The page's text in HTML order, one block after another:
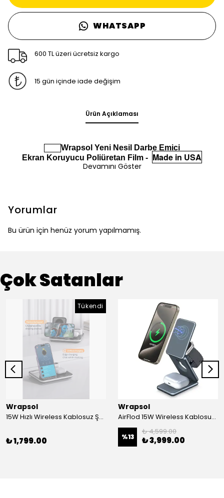
WHATSAPP
600 TL üzeri ücretsiz kargo
15 gün içinde iade değişim
Ürün Açıklaması
Wrapsol Yeni Nesil Darbe Emici
Ekran Koruyucu Poliüretan Film - Made in USA
Devamını Göster
Yorumlar
Bu ürün için henüz yorum yapılmamış.
Çok Satanlar
Tükendi
Wrapsol
15W Hızlı Wireless Kablosuz Şarj Standı 4 in 1 Masaüstü İstasyon -iPhone-android-watch-airpods Uyumlu
₺ 1,799.00
Wrapsol
AirFlod 15W Wireless Kablosuz Şarj Standı Alüminyum Katlanabilir 3in1 iPhone-android-watch-airpods
%13
₺ 4,599.00
₺ 3,999.00